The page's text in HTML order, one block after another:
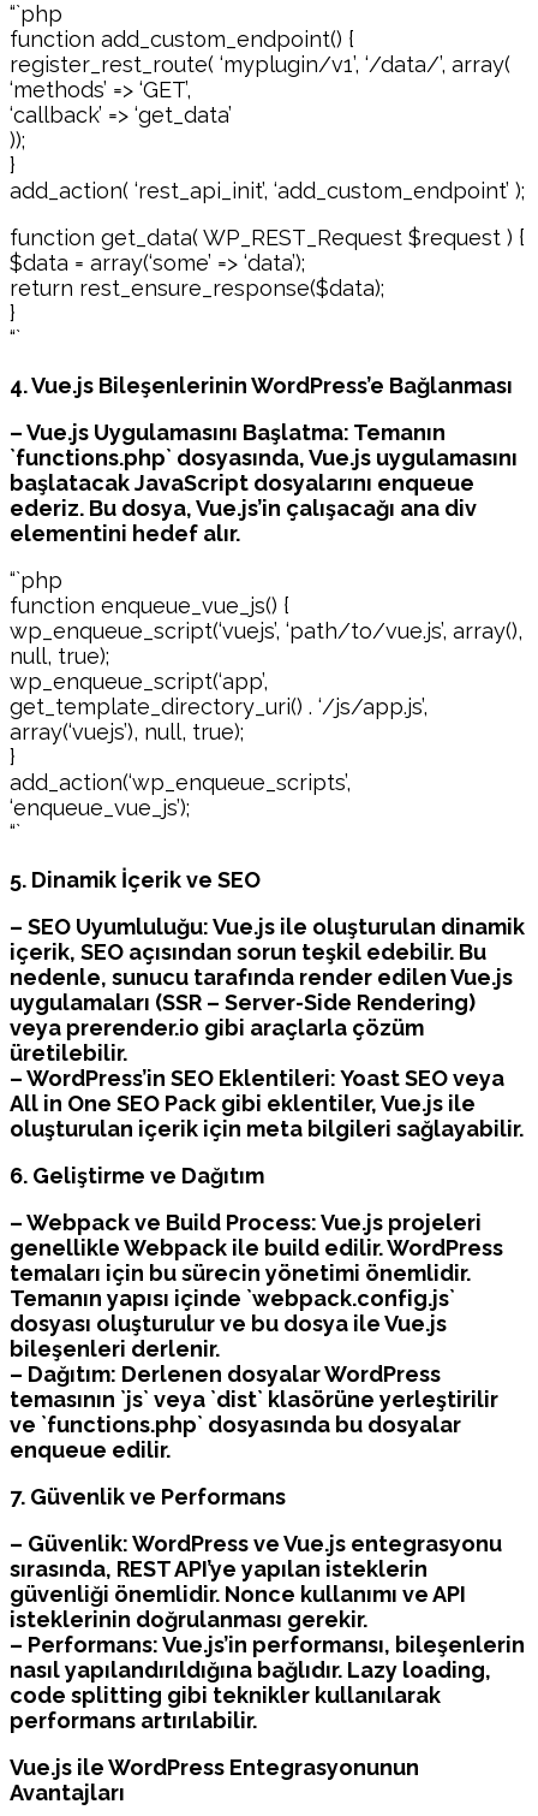
“`php
function add_custom_endpoint() {
register_rest_route( ‘myplugin/v1’, ‘/data/’, array(
‘methods’ => ‘GET’,
‘callback’ => ‘get_data’
));
}
add_action( ‘rest_api_init’, ‘add_custom_endpoint’ );
function get_data( WP_REST_Request $request ) {
$data = array(‘some’ => ‘data’);
return rest_ensure_response($data);
}
“`
4. Vue.js Bileşenlerinin WordPress’e Bağlanması
– Vue.js Uygulamasını Başlatma: Temanın
`functions.php` dosyasında, Vue.js uygulamasını
başlatacak JavaScript dosyalarını enqueue
ederiz. Bu dosya, Vue.js’in çalışacağı ana div
elementini hedef alır.
“`php
function enqueue_vue_js() {
wp_enqueue_script(‘vuejs’, ‘path/to/vue.js’, array(),
null, true);
wp_enqueue_script(‘app’,
get_template_directory_uri() . ‘/js/app.js’,
array(‘vuejs’), null, true);
}
add_action(‘wp_enqueue_scripts’,
‘enqueue_vue_js’);
“`
5. Dinamik İçerik ve SEO
– SEO Uyumluluğu: Vue.js ile oluşturulan dinamik
içerik, SEO açısından sorun teşkil edebilir. Bu
nedenle, sunucu tarafında render edilen Vue.js
uygulamaları (SSR – Server-Side Rendering)
veya prerender.io gibi araçlarla çözüm
üretilebilir.
– WordPress’in SEO Eklentileri: Yoast SEO veya
All in One SEO Pack gibi eklentiler, Vue.js ile
oluşturulan içerik için meta bilgileri sağlayabilir.
6. Geliştirme ve Dağıtım
– Webpack ve Build Process: Vue.js projeleri
genellikle Webpack ile build edilir. WordPress
temaları için bu sürecin yönetimi önemlidir.
Temanın yapısı içinde `webpack.config.js`
dosyası oluşturulur ve bu dosya ile Vue.js
bileşenleri derlenir.
– Dağıtım: Derlenen dosyalar WordPress
temasının `js` veya `dist` klasörüne yerleştirilir
ve `functions.php` dosyasında bu dosyalar
enqueue edilir.
7. Güvenlik ve Performans
– Güvenlik: WordPress ve Vue.js entegrasyonu
sırasında, REST API’ye yapılan isteklerin
güvenliği önemlidir. Nonce kullanımı ve API
isteklerinin doğrulanması gerekir.
– Performans: Vue.js’in performansı, bileşenlerin
nasıl yapılandırıldığına bağlıdır. Lazy loading,
code splitting gibi teknikler kullanılarak
performans artırılabilir.
Vue.js ile WordPress Entegrasyonunun
Avantajları